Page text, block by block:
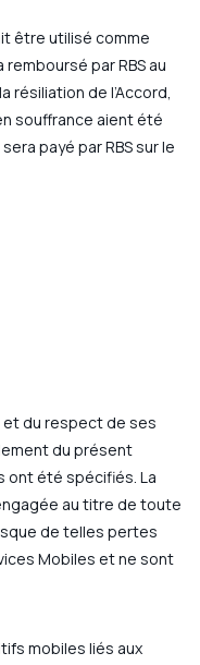
être utilisé comme
par RBS au
résiliation de l’Accord,
souffrance aient été
payé par RBS sur le
et du respect de ses
du présent
ont été spécifiés. La
au titre de toute
de telles pertes
Mobiles et ne sont
mobiles liés aux